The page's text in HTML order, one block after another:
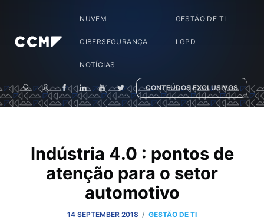
NUVEM GESTÃO DE TI
CIBERSEGURANÇA LGPD
NOTÍCIAS
CONTEÚDOS EXCLUSIVOS
Indústria 4.0 : pontos de
atenção para o setor
automotivo
14 SEPTEMBER 2018 / GESTÃO DE TI